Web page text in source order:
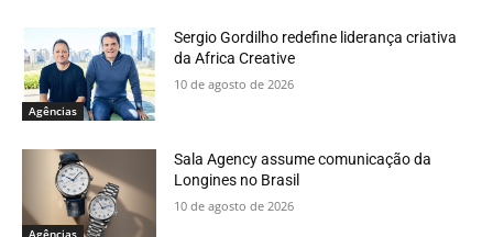
Agências
Sergio Gordilho redefine liderança criativa
da Africa Creative
10 de agosto de 2026
Agências
Sala Agency assume comunicação da
Longines no Brasil
10 de agosto de 2026